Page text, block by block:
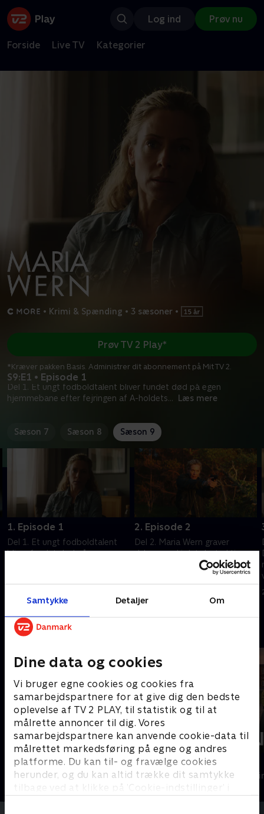
Samtykke Detaljer Om
Dine data og cookies
Vi bruger egne cookies og cookies fra
samarbejdspartnere for at give dig den bedste
oplevelse af TV 2 PLAY, til statistik og til at
målrette annoncer til dig. Vores
samarbejdspartnere kan anvende cookie-data til
målrettet markedsføring på egne og andres
platforme. Du kan til- og fravælge cookies
herunder, og du kan altid trække dit samtykke
tilbage ved at klikke på ’Cookie-indstillinger’ i
Log ind Prøv nu
Forside Live TV Kategorier
• Krimi & Spænding • 3 sæsoner •
S9:E1 • Episode 1
Del 1. Et ungt fodboldtalent bliver fundet død på egen
hjemmebane efter fejringen af A-holdets... Læs mere
Prøv TV 2 Play*
*Kræver pakken Basis. Administrer dit abonnement på Mit TV 2.
Sæson 7 Sæson 8 Sæson 9
1. Episode 1
Del 1. Et ungt fodboldtalent
bliver fundet død på egen
højere division
2. Episode 2
Del 2. Maria Wern graver
dybere ned i det destruktive
idrætsmiljø med pacende
forældre, bestikkelse og
elitevæddemål. Kaspers søster
bliver truet
Andre så også
Mord i Skærgården
Krimi & Spænding • 4 sæsoner
Sandheden
Krimi &